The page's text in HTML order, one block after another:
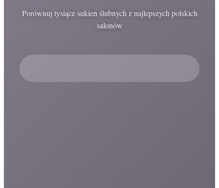
Porównuj tysiące sukien ślubnych z najlepszych polskich
salonów